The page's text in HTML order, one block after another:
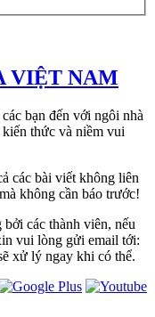
VIỆT NAM
bạn đến với ngôi nhà
kiến thức và niềm vui
các bài viết không liên
không cần báo trước!
các thành viên, nếu
vui lòng gửi email tới:
xử lý ngay khi có thể.